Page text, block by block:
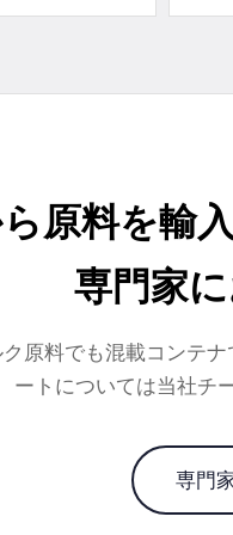
原料を輸
専門家
原料でも混載コンテ
ートについては当社チ
専門